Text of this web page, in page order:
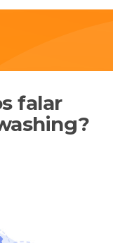
falar